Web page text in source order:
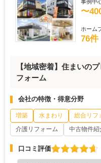
事例中
〜
ホーム
76件
【地域密着】住まいの
フォーム
会社の特徴・得意分野
増築 水まわり 総合リフ
介護リフォーム
中古物件紹
口コミ評価